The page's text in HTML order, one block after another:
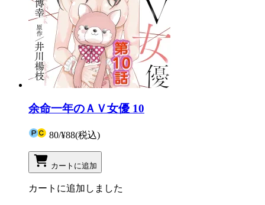
余命一年のＡＶ女優 10
80/¥88(税込)
カートに追加
カートに追加しました